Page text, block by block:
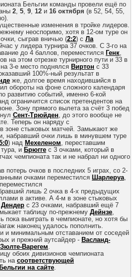
Бельгии команды провели ещё по
2, 5, 9, 12и 16 октября (в 52, 54, 55,
изменения в тройке лидеров.
неоспоримо, хотя в 12-ом туре он
сыграв вничью (2:2) с Ла
у лидера турнира 37 очков. С 3-го на
до 4 баллов, переместился Генк,
на этом отрезке турнирного пути и 33 в
3-е место поднялся Виртон с 33
100%-ный результат в
же, долгое время находившийся в
обороты на фоне сложного календаря
развитию событий, именно 6-кой
ограничится список претендентов на
Зону прямого вылета за счёт 3 побед
Сент-Трюйден, до этого вообще не
Теперь он наряду с
в зоне стыковых матчей. Замыкают же
набравший очки лишь в минувшем туре
) над Мехеленом, переставшим
и Брюггес 3 очками, который в
чемпионата так и не набрал ни одного
потерь очков в последних 5 играх, со 2-
очками переместился Шарлеруа,
вший лишь 2 очка в 4-х предыдущих
в активе. А 4-м в зоне стыковых
Дендерс 23 очками, набравший ещё 7
таблицу по-прежнему Дейнзе,
пока выиграть в чемпионате, но хотя бы
наконец удалось пополнить.
и минимальным отставанием от соседей
и прежний аутсайдер - Васланд-
Зюлте-Варегем.
обоих дивизионов чемпионата
на соответствующей
на сайте.